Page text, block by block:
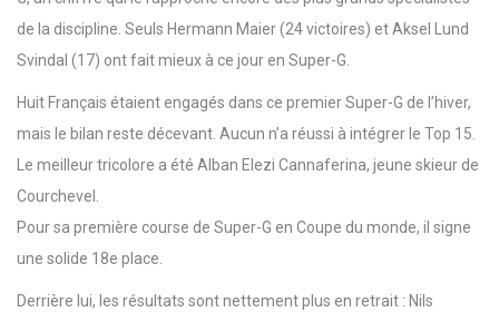
de la discipline. Seuls Hermann Maier (24 victoires) et Aksel Lund
Svindal (17) ont fait mieux à ce jour en Super-G.
Huit Français étaient engagés dans ce premier Super-G de l’hiver,
mais le bilan reste décevant. Aucun n’a réussi à intégrer le Top 15.
Le meilleur tricolore a été Alban Elezi Cannaferina, jeune skieur de
Courchevel.
Pour sa première course de Super-G en Coupe du monde, il signe
une solide 18e place.
Derrière lui, les résultats sont nettement plus en retrait : Nils